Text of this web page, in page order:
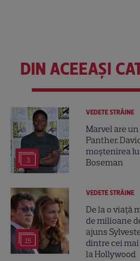
DIN ACEEAȘI
3
VEDETE STRĂINE
Marvel are
Panther.
moștenirea
Boseman
15
VEDETE STRĂINE
De la o viață
de milioane
ajuns
dintre cei
la Hollywood